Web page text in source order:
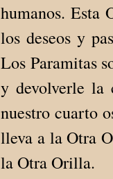
humanos. Esta
los deseos y
Los Paramitas
y devolverle la
nuestro cuarto
lleva a la Otra
la Otra Orilla.